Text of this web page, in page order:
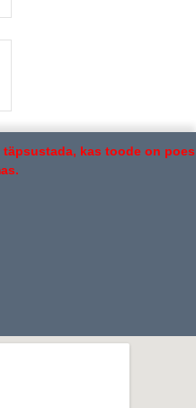
kas toode on poes